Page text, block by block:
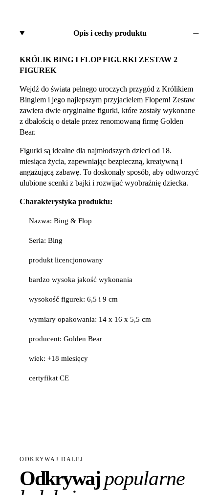
Opis i cechy produktu
KRÓLIK BING I FLOP FIGURKI ZESTAW 2
FIGUREK
Wejdź do świata pełnego uroczych przygód z Królikiem
Bingiem i jego najlepszym przyjacielem Flopem! Zestaw
zawiera dwie oryginalne figurki, które zostały wykonane
z dbałością o detale przez renomowaną firmę Golden
Bear.
Figurki są idealne dla najmłodszych dzieci od 18.
miesiąca życia, zapewniając bezpieczną, kreatywną i
angażującą zabawę. To doskonały sposób, aby odtworzyć
ulubione scenki z bajki i rozwijać wyobraźnię dziecka.
Charakterystyka produktu:
Nazwa: Bing & Flop
Seria: Bing
produkt licencjonowany
bardzo wysoka jakość wykonania
wysokość figurek: 6,5 i 9 cm
wymiary opakowania: 14 x 16 x 5,5 cm
producent: Golden Bear
wiek: +18 miesięcy
certyfikat CE
ODKRYWAJ DALEJ
Odkrywajpopularne